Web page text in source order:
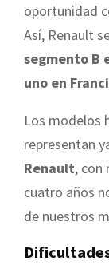
oportunidad
Así, Renault
segmento B
uno en
Los modelos
representan
Renault, con
cuatro años
de nuestros